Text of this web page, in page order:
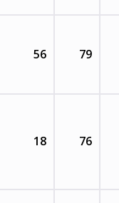
56 79
18 76